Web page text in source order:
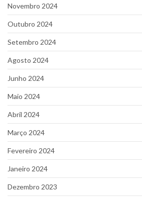
Novembro 2024
Outubro 2024
Setembro 2024
Agosto 2024
Junho 2024
Maio 2024
Abril 2024
Março 2024
Fevereiro 2024
Janeiro 2024
Dezembro 2023